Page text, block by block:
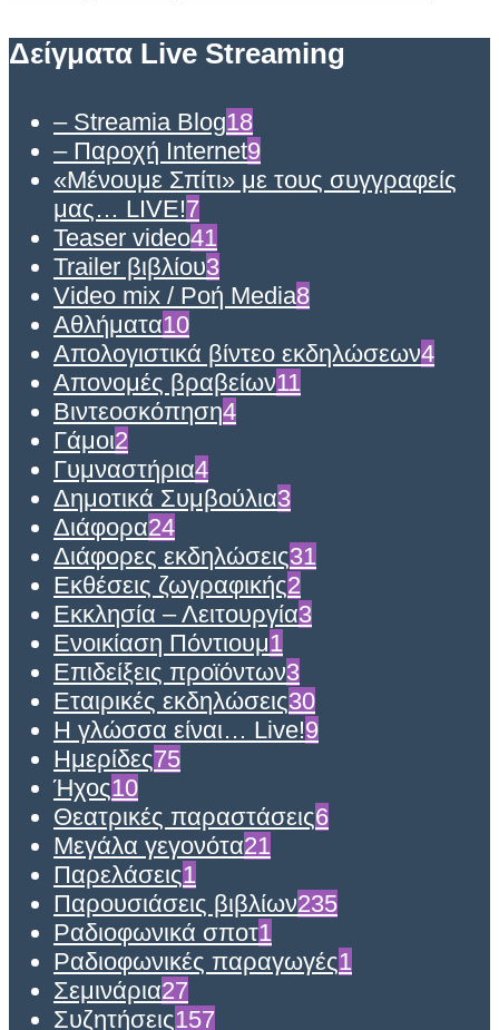
Δείγματα Live Streaming
– Streamia Blog18
– Παροχή Internet9
«Μένουμε Σπίτι» με τους συγγραφείς
μας… LIVE!7
Teaser video41
Trailer βιβλίου3
Video mix / Ροή Media8
Αθλήματα10
Απολογιστικά βίντεο εκδηλώσεων4
Απονομές βραβείων11
Βιντεοσκόπηση4
Γάμοι2
Γυμναστήρια4
Δημοτικά Συμβούλια3
Διάφορα24
Διάφορες εκδηλώσεις31
Εκθέσεις ζωγραφικής2
Εκκλησία – Λειτουργία3
Ενοικίαση Πόντιουμ1
Επιδείξεις προϊόντων3
Εταιρικές εκδηλώσεις30
Η γλώσσα είναι… Live!9
Ημερίδες75
Ήχος10
Θεατρικές παραστάσεις6
Μεγάλα γεγονότα21
Παρελάσεις1
Παρουσιάσεις βιβλίων235
Ραδιοφωνικά σποτ1
Ραδιοφωνικές παραγωγές1
Σεμινάρια27
Συζητήσεις157